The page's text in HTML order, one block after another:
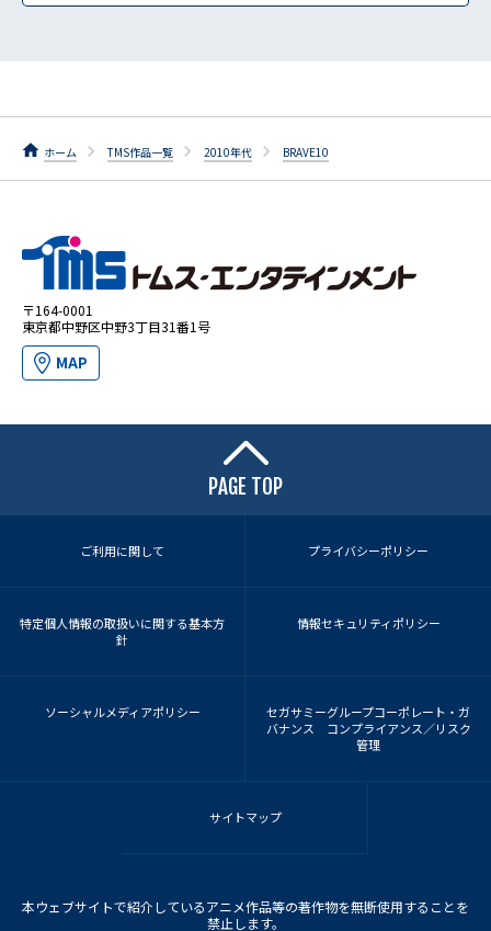
ホーム TMS作品一覧 2010年代 BRAVE10
〒164-0001
東京都中野区中野3丁目31番1号
MAP
PAGE TOP
ご利用に関して プライバシーポリシー
特定個人情報の取扱いに関する基本方
針
情報セキュリティポリシー
ソーシャルメディアポリシー
セガサミーグループコーポレート・ガ
バナンス コンプライアンス／リスク
管理
サイトマップ
本ウェブサイトで紹介しているアニメ作品等の著作物を無断使用することを
禁止します。